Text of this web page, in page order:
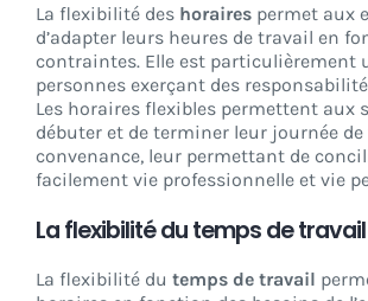
La flexibilité des horaires permet aux
d’adapter leurs heures de travail en
contraintes. Elle est particulièrement
personnes exerçant des
Les horaires flexibles permettent aux
débuter et de terminer leur journée
convenance, leur permettant de
facilement vie professionnelle et vie
La flexibilité du temps de travail
La flexibilité du temps de travail